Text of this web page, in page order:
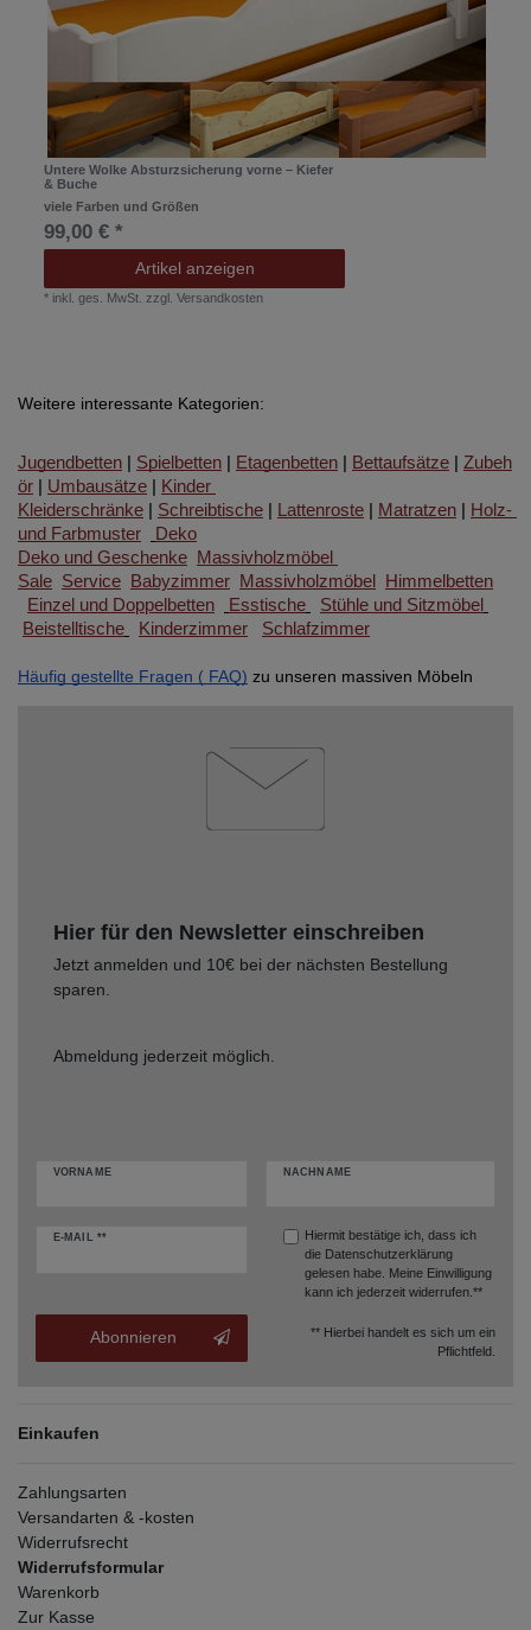
Untere Wolke Absturzsicherung vorne – Kiefer
& Buche
viele Farben und Größen
99,00 € *
Artikel anzeigen
* inkl. ges. MwSt. zzgl.Versandkosten
Weitere interessante Kategorien:
Jugendbetten Spielbetten Etagenbetten Bettaufsätze
Zubeh
ör
Umbausätze
Kinder
Kleiderschränke
Schreibtische Lattenroste Matratzen
Holz-
und Farbmuster
Deko
Deko und Geschenke
Massivholzmöbel
Sale Service Babyzimmer Massivholzmöbel
Himmelbetten
Einzel und Doppelbetten
Esstische
Stühle und Sitzmöbel
Beistelltische
Kinderzimmer Schlafzimmer
Häufig gestellte Fragen ( FAQ) zu unseren massiven Möbeln
Hier für den Newsletter einschreiben
Jetzt anmelden und 10€ bei der nächsten Bestellung
sparen.
Abmeldung jederzeit möglich.
VORNAME NACHNAME
E-MAIL **
Hiermit bestätige ich, dass ich
die Datenschutzerklärung
gelesen habe. Meine Einwilligung
kann ich jederzeit widerrufen.**
Abonnieren
** Hierbei handelt es sich um ein
Pflichtfeld.
Einkaufen
Zahlungsarten
Versandarten & -kosten
Widerrufsrecht
Widerrufsformular
Warenkorb
Zur Kasse